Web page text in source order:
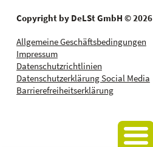
Copyright by DeLSt GmbH © 2026
Allgemeine Geschäftsbedingungen
Impressum
Datenschutzrichtlinien
Datenschutzerklärung Social Media
Barrierefreiheitserklärung